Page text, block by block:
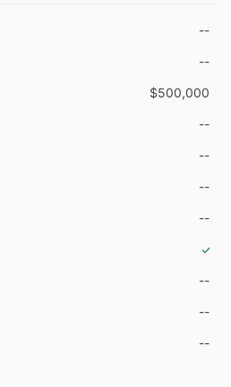
--
--
$500,000
--
--
--
--
--
--
--